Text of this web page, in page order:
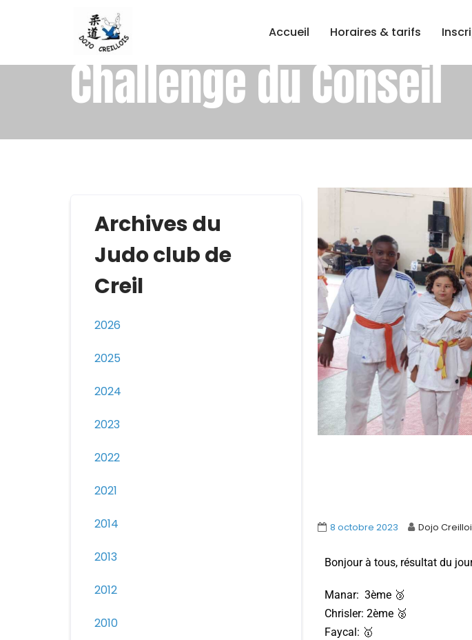
Accueil Horaires & tarifs
Challenge du Conseil
8 octobre 2023 Dojo
Bonjour à tous, résultat du
Manar: 3ème 🥉
Chrisler: 2ème 🥈
Faycal: 🥇
Archives du
Judo club de
Creil
2026
2025
2024
2023
2022
2021
2014
2013
2012
2010